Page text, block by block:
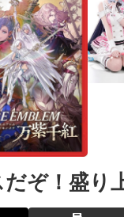
ぞ！盛り